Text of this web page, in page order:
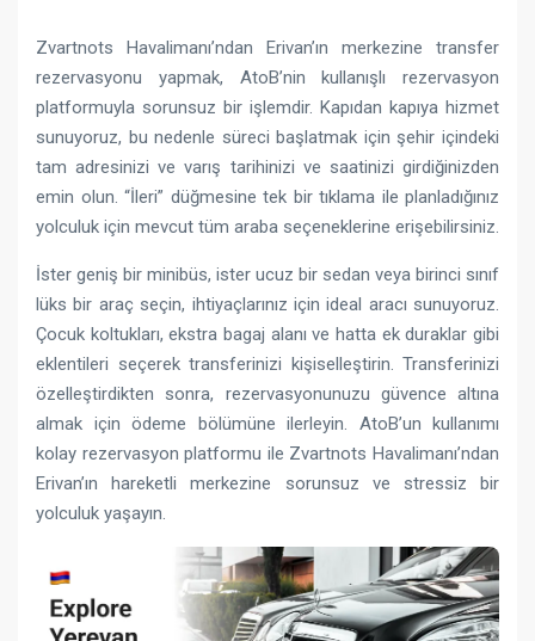
Zvartnots Havalimanı’ndan Erivan’ın merkezine transfer
rezervasyonu yapmak, AtoB’nin kullanışlı rezervasyon
platformuyla sorunsuz bir işlemdir. Kapıdan kapıya hizmet
sunuyoruz, bu nedenle süreci başlatmak için şehir içindeki
tam adresinizi ve varış tarihinizi ve saatinizi girdiğinizden
emin olun. “İleri” düğmesine tek bir tıklama ile planladığınız
yolculuk için mevcut tüm araba seçeneklerine erişebilirsiniz.
İster geniş bir minibüs, ister ucuz bir sedan veya birinci sınıf
lüks bir araç seçin, ihtiyaçlarınız için ideal aracı sunuyoruz.
Çocuk koltukları, ekstra bagaj alanı ve hatta ek duraklar gibi
eklentileri seçerek transferinizi kişiselleştirin. Transferinizi
özelleştirdikten sonra, rezervasyonunuzu güvence altına
almak için ödeme bölümüne ilerleyin. AtoB’un kullanımı
kolay rezervasyon platformu ile Zvartnots Havalimanı’ndan
Erivan’ın hareketli merkezine sorunsuz ve stressiz bir
yolculuk yaşayın.